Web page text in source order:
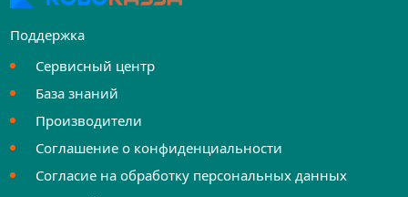
Поддержка
Сервисный центр
База знаний
Производители
Соглашение о конфиденциальности
Согласие на обработку персональных данных